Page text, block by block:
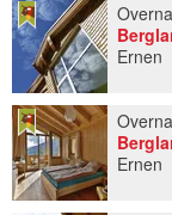
Ernen
Ernen